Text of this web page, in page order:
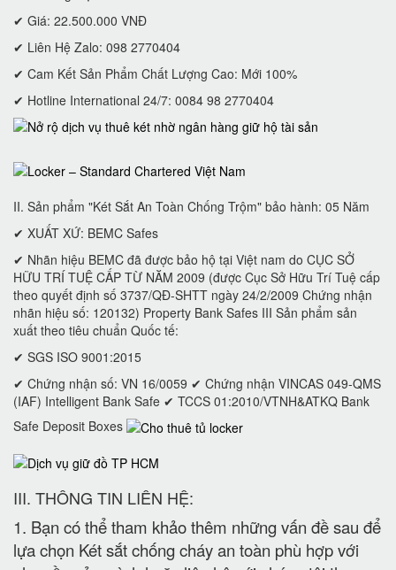
✔ Giá: 22.500.000 VNĐ
✔ Liên Hệ Zalo: 098 2770404
✔ Cam Kết Sản Phẩm Chất Lượng Cao: Mới 100%
✔ Hotline International 24/7: 0084 98 2770404
II. Sản phẩm "Két Sắt An Toàn Chống Trộm" bảo hành: 05 Năm
✔ XUẤT XỨ: BEMC Safes
✔ Nhãn hiệu BEMC đã được bảo hộ tại Việt nam do CỤC SỞ
HỮU TRÍ TUỆ CẤP TỪ NĂM 2009 (được Cục Sở Hữu Trí Tuệ cấp
theo quyết định số 3737/QĐ-SHTT ngày 24/2/2009 Chứng nhận
nhãn hiệu số: 120132) Property Bank Safes III Sản phẩm sản
xuất theo tiêu chuẩn Quốc tế:
✔ SGS ISO 9001:2015
✔ Chứng nhận số: VN 16/0059 ✔ Chứng nhận VINCAS 049-QMS
(IAF) Intelligent Bank Safe ✔ TCCS 01:2010/VTNH&ATKQ Bank
Safe Deposit Boxes
III. THÔNG TIN LIÊN HỆ:
1. Bạn có thể tham khảo thêm những vấn đề sau để
lựa chọn Két sắt chống cháy an toàn phù hợp với